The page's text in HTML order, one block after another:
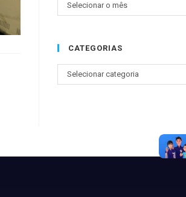
Selecionar o mês
CATEGORIAS
Selecionar categoria